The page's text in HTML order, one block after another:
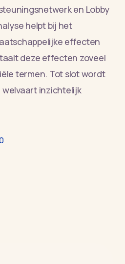
en Lobby
helpt bij het
effecten
deze effecten zoveel
termen. Tot slot wordt
welvaart inzichtelijk